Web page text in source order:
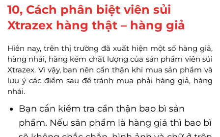
10, Cách phân biệt viên sủi
Xtrazex hàng thật – hàng giả
Hiên nay, trên thị trường đã xuất hiện một số hàng giả,
hàng nhái, hàng kém chất lượng của sản phẩm viên sủi
Xtrazex. Vì vậy, bạn nên cẩn thận khi mua sản phẩm và
lưu ý các điểm sau để tránh mua phải hàng giả, hàng
nhái.
Bạn cần kiểm tra cẩn thận bao bì sản
phẩm. Nếu sản phẩm là hàng giả thì bao bì